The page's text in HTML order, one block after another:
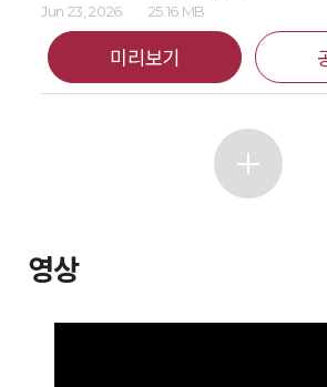
Jun 23, 2026 25.16 MB
미리보기
영상